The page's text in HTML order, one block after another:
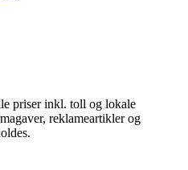
priser inkl. toll og lokale
reklameartikler og